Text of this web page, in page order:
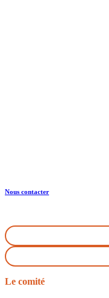
Nous contacter
Le comité